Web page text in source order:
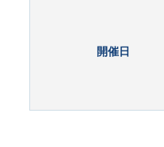
開催日